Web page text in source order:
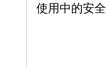
使用中的安